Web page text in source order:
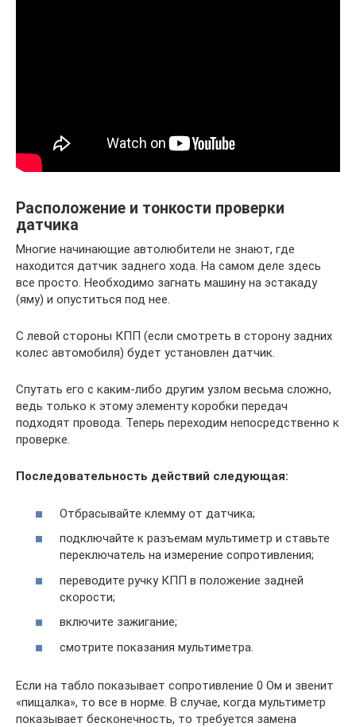
Расположение и тонкости проверки
датчика
Многие начинающие автолюбители не знают, где
находится датчик заднего хода. На самом деле здесь
все просто. Необходимо загнать машину на эстакаду
(яму) и опуститься под нее.
С левой стороны КПП (если смотреть в сторону задних
колес автомобиля) будет установлен датчик.
Спутать его с каким-либо другим узлом весьма сложно,
ведь только к этому элементу коробки передач
подходят провода. Теперь переходим непосредственно к
проверке.
Последовательность действий следующая:
Отбрасывайте клемму от датчика;
подключайте к разъемам мультиметр и ставьте
переключатель на измерение сопротивления;
переводите ручку КПП в положение задней
скорости;
включите зажигание;
смотрите показания мультиметра.
Если на табло показывает сопротивление 0 Ом и звенит
«пищалка», то все в норме. В случае, когда мультиметр
показывает бесконечность, то требуется замена